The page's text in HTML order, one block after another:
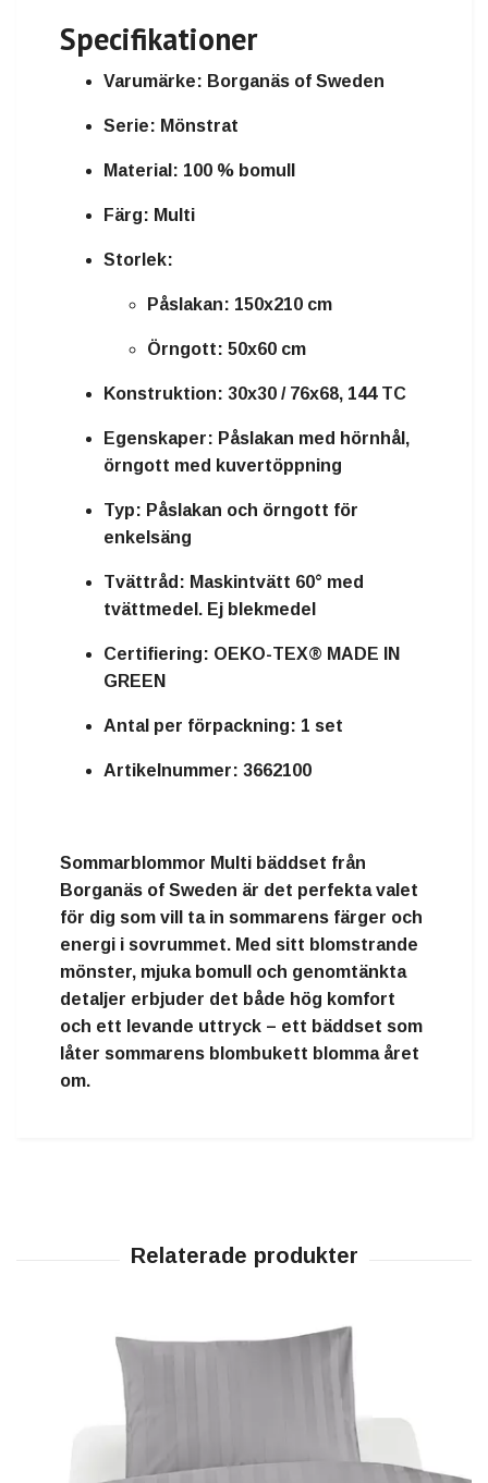
Specifikationer
Varumärke: Borganäs of Sweden
Serie: Mönstrat
Material: 100 % bomull
Färg: Multi
Storlek:
Påslakan: 150x210 cm
Örngott: 50x60 cm
Konstruktion: 30x30 / 76x68, 144 TC
Egenskaper: Påslakan med hörnhål,
örngott med kuvertöppning
Typ: Påslakan och örngott för
enkelsäng
Tvättråd: Maskintvätt 60° med
tvättmedel. Ej blekmedel
Certifiering: OEKO-TEX® MADE IN
GREEN
Antal per förpackning: 1 set
Artikelnummer: 3662100
Sommarblommor Multi bäddset från
Borganäs of Sweden är det perfekta valet
för dig som vill ta in sommarens färger och
energi i sovrummet. Med sitt blomstrande
mönster, mjuka bomull och genomtänkta
detaljer erbjuder det både hög komfort
och ett levande uttryck – ett bäddset som
låter sommarens blombukett blomma året
om.